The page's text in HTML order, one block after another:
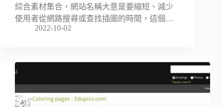
綜合素材集合，網站名稱大意是要縮短、減少
使用者從網路搜尋或查找插圖的時間，這個…
2022-10-02